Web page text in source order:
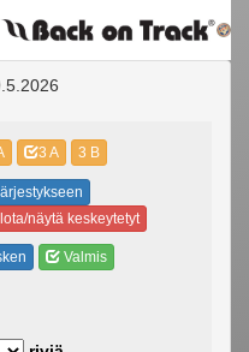
3 A 3 B
näytä keskeytetyt
Valmis